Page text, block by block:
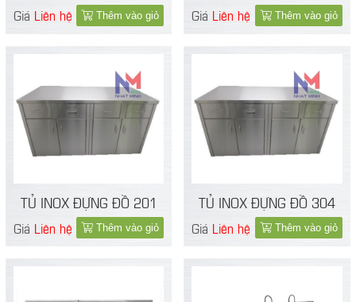
Giá Liên hệ Thêm vào giỏ Giá Liên hệ Thêm vào giỏ
TỦ INOX ĐỰNG ĐỒ 201
Giá Liên hệ Thêm vào giỏ
TỦ INOX ĐỰNG ĐỒ 304
Giá Liên hệ Thêm vào giỏ